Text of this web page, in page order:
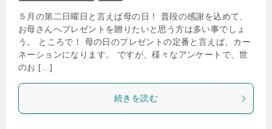
５月の第二日曜日と言えば母の日！ 普段の感謝を込めて、
お母さんへプレゼントを贈りたいと思う方は多い事でしょ
う。 ところで！ 母の日のプレゼントの定番と言えば、カー
ネーションになります。 ですが、様々なアンケートで、世
のお […]
続きを読む